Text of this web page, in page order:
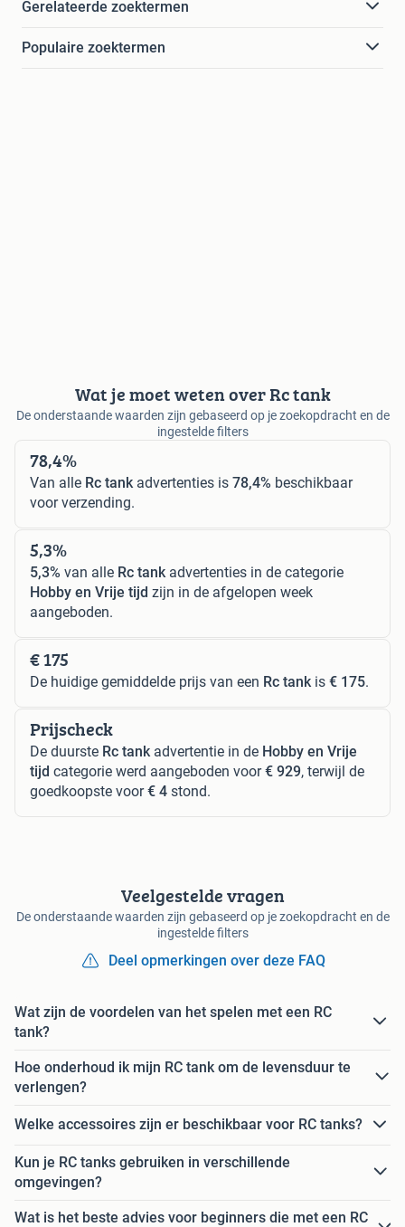
Gerelateerde zoektermen
Populaire zoektermen
Wat je moet weten over Rc tank
De onderstaande waarden zijn gebaseerd op je zoekopdracht en de
ingestelde filters
78,4%
Van alle Rc tankadvertenties is 78,4% beschikbaar
voor verzending.
5,3%
5,3% van alle Rc tankadvertenties in de categorie
Hobby en Vrije tijd zijn in de afgelopen week
aangeboden.
€ 175
De huidige gemiddelde prijs van een Rc tankis € 175.
Prijscheck
De duurste Rc tankadvertentie in de Hobby en Vrije
tijd categorie werd aangeboden voor€ 929, terwijl de
goedkoopste voor€ 4 stond.
Veelgestelde vragen
De onderstaande waarden zijn gebaseerd op je zoekopdracht en de
ingestelde filters
Deel opmerkingen over deze FAQ
Wat zijn de voordelen van het spelen met een RC
tank?
Hoe onderhoud ik mijn RC tank om de levensduur te
verlengen?
Welke accessoires zijn er beschikbaar voor RC tanks?
Kun je RC tanks gebruiken in verschillende
omgevingen?
Wat is het beste advies voor beginners die met een RC